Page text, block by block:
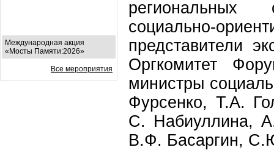
Международная акция
«Мосты Памяти:2026»
Все мероприятия
региональных
социально-
представители
Оргкомитет
министры
Фурсенко, Т.А.
С. Набиуллина,
В.Ф. Басаргин,